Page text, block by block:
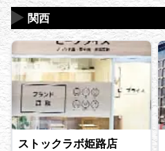
関西
▶
ストックラボ姫路店